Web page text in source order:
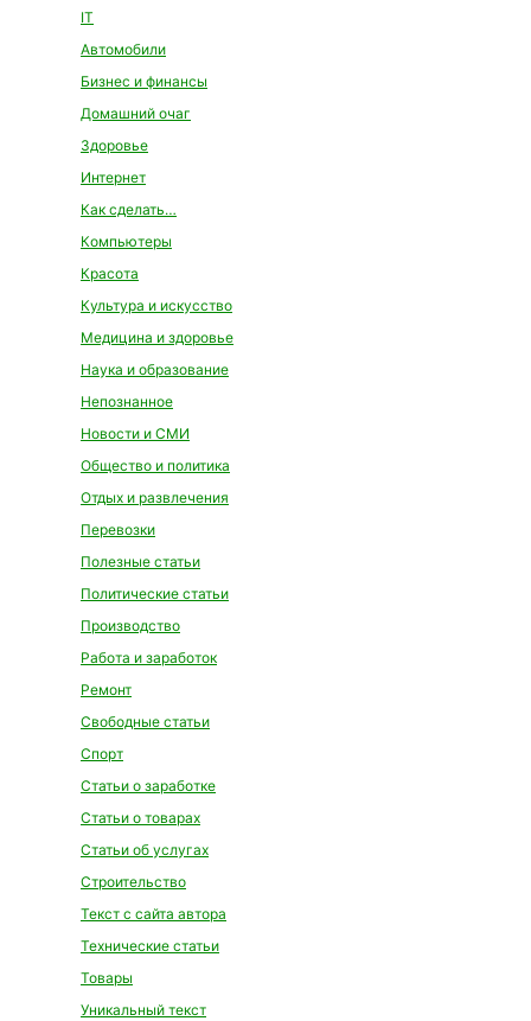
IT
Автомобили
Бизнес и финансы
Домашний очаг
Здоровье
Интернет
Как сделать…
Компьютеры
Красота
Культура и искусство
Медицина и здоровье
Наука и образование
Непознанное
Новости и СМИ
Общество и политика
Отдых и развлечения
Перевозки
Полезные статьи
Политические статьи
Производство
Работа и заработок
Ремонт
Свободные статьи
Спорт
Статьи о заработке
Статьи о товарах
Статьи об услугах
Строительство
Текст с сайта автора
Технические статьи
Товары
Уникальный текст